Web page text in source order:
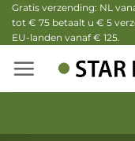
Ga
naar
inhoud
Gratis verzending: NL
tot € 75 betaalt u € 5
EU-landen vanaf € 125.